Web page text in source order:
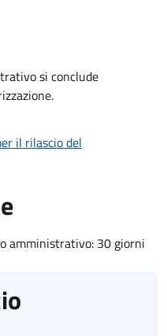
si conclude
il rilascio del
amministrativo: 30 giorni